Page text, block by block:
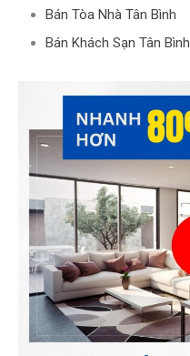
Bán Tòa Nhà Tân Bình
Bán Khách Sạn Tân Bình